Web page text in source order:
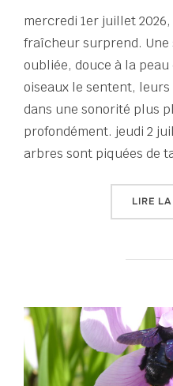
mercredi 1er juillet
fraîcheur surprend. Une
oubliée, douce à la
oiseaux le sentent,
dans une sonorité plus
profondément. jeudi 2
arbres sont piquées de
LIRE